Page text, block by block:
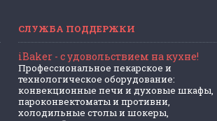
СЛУЖБА ПОДДЕРЖКИ
iBaker - c удовольствием на кухне!
Профессиональное пекарское и
технологическое оборудование:
конвекционные печи и духовые шкафы,
пароконвектоматы и противни,
холодильные столы и шокеры,